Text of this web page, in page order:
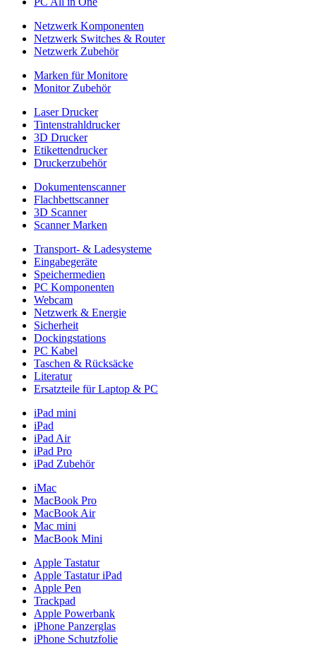
Netzwerk Komponenten
Netzwerk Switches & Router
Netzwerk Zubehör
Marken für Monitore
Monitor Zubehör
Laser Drucker
Tintenstrahldrucker
3D Drucker
Etikettendrucker
Druckerzubehör
Dokumentenscanner
Flachbettscanner
3D Scanner
Scanner Marken
Transport- & Ladesysteme
Eingabegeräte
Speichermedien
PC Komponenten
Webcam
Netzwerk & Energie
Sicherheit
Dockingstations
PC Kabel
Taschen & Rücksäcke
Literatur
Ersatzteile für Laptop & PC
iPad mini
iPad
iPad Air
iPad Pro
iPad Zubehör
iMac
MacBook Pro
MacBook Air
Mac mini
MacBook Mini
Apple Tastatur
Apple Tastatur iPad
Apple Pen
Trackpad
Apple Powerbank
iPhone Panzerglas
iPhone Schutzfolie